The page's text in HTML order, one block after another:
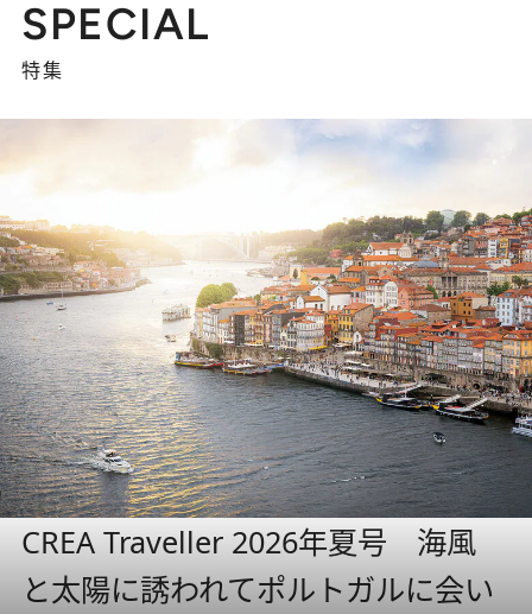
SPECIAL
特集
CREA Traveller 2026年夏号 海風
と太陽に誘われてポルトガルに会い